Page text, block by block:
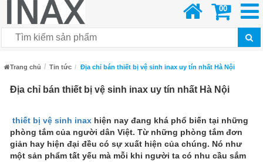
00
Trang chủ Tin tức Địa chỉ bán thiết bị vệ sinh inax uy tín nhất Hà Nội
Địa chỉ bán thiết bị vệ sinh inax uy tín nhất Hà Nội
thiết bị vệ sinh inax hiện nay đang khá phổ biến tại những
phòng tắm của người dân Việt. Từ những phòng tắm đơn
giản hay hiện đại đều có sự xuất hiện của chúng. Nó như
một sản phẩm tất yếu mà mỗi khi người ta có nhu cầu sắm